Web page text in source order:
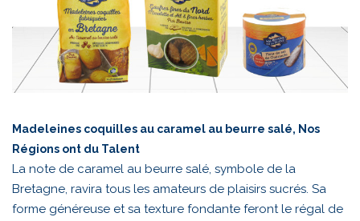
Madeleines coquilles au caramel au beurre salé, Nos
Régions ont du Talent
La note de caramel au beurre salé, symbole de la
Bretagne, ravira tous les amateurs de plaisirs sucrés. Sa
forme généreuse et sa texture fondante feront le régal de